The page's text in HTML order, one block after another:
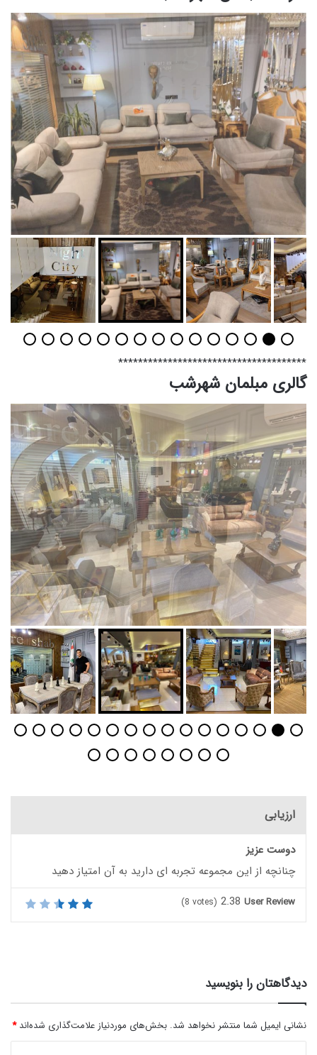
**************************************
گالری مبلمان شهرشب
ارزیابی
دوست عزیز
چنانچه از این مجموعه تجربه ای دارید به آن امتیاز دهید
User Review
2.38
(8 votes)
دیدگاهتان را بنویسید
نشانی ایمیل شما منتشر نخواهد شد. بخش‌های موردنیاز علامت‌گذاری شده‌اند*